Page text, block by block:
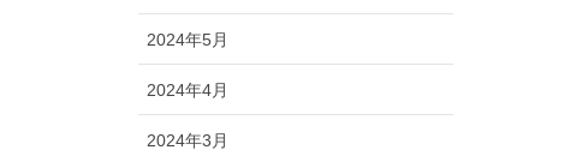
2024年5月
2024年4月
2024年3月